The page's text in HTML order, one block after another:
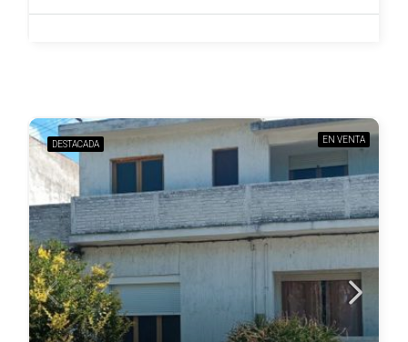
DESTACADA EN VENTA